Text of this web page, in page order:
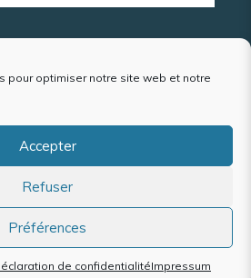
pour optimiser notre site web et notre
Accepter
Refuser
Préférences
de confidentialitéImpressum
POPULATION
et politique de confidentialité
: conformité partielle
Politique de cookies (UE)